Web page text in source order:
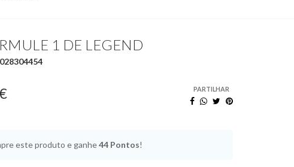
1 DE LEGEND
PARTILHAR
este produto e ganhe44 Pontos!